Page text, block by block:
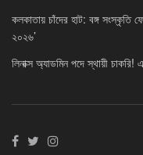
কলকাতায় চাঁদের হাট: বঙ্গ সংস্কৃতি
২০২৬’
লিনাক্স অ্যাডমিন পদে স্থায়ী